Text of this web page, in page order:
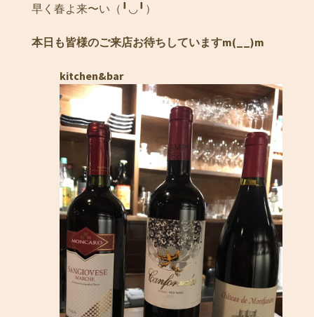
早く春よ来〜い（╹◡╹）
本日も皆様のご来店お待ちしていますm(__)m
kitchen&bar